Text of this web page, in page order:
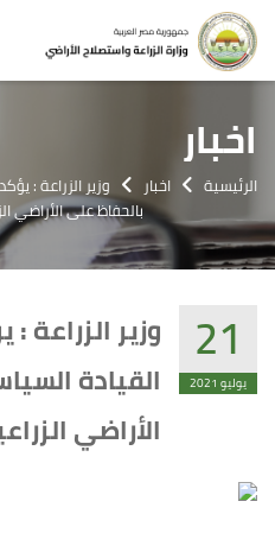
اخبار
الرئيسية اخبار
وزير الزراعة :
بالحفاظ على الأراضي
21
يوليو 2021
وزير
القيادة
الأراضي